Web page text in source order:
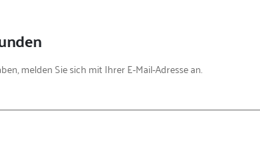
melden Sie sich mit Ihrer E-Mail-Adresse an.